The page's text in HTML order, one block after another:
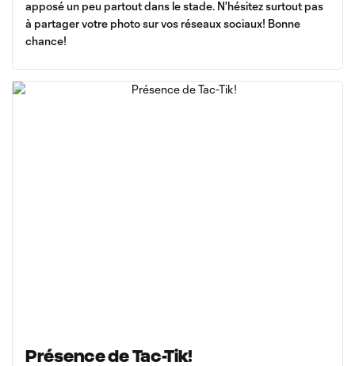
apposé un peu partout dans le stade. N'hésitez surtout pas
à partager votre photo sur vos réseaux sociaux! Bonne
chance!
Présence de Tac-Tik!